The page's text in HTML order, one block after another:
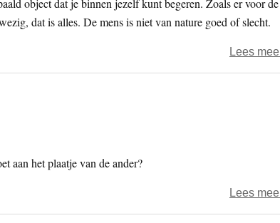
object dat je binnen jezelf kunt begeren. Zoals er voor de
dat is alles. De mens is niet van nature goed of slecht.
Lees
aan het plaatje van de ander?
Lees